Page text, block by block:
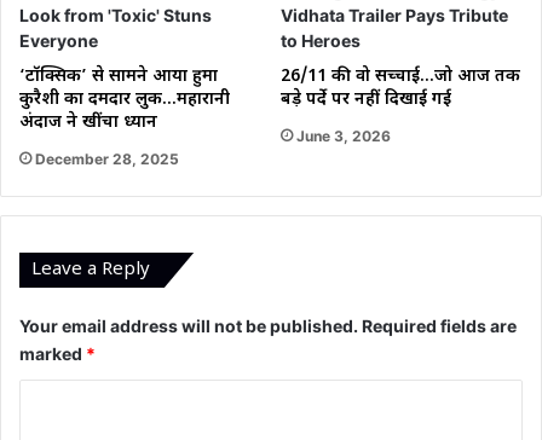
‘टॉक्सिक’ से सामने आया हुमा
कुरैशी का दमदार लुक…महारानी
अंदाज ने खींचा ध्यान
December 28, 2025
26/11 की वो सच्चाई…जो आज तक
बड़े पर्दे पर नहीं दिखाई गई
June 3, 2026
Leave a Reply
Your email address will not be published. Required fields are
marked *